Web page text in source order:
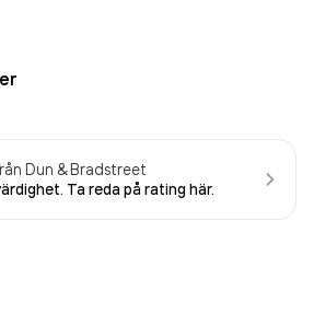
Dun & Bradstreet
Ta reda på rating här.